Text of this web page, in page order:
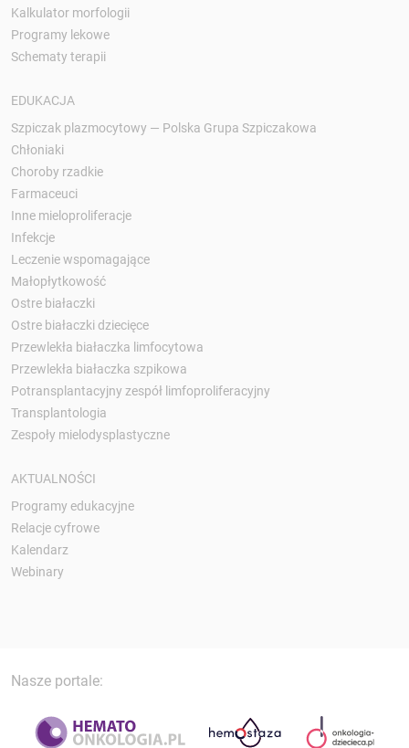
Kalkulator morfologii
Programy lekowe
Schematy terapii
EDUKACJA
Szpiczak plazmocytowy — Polska Grupa Szpiczakowa
Chłoniaki
Choroby rzadkie
Farmaceuci
Inne mieloproliferacje
Infekcje
Leczenie wspomagające
Małopłytkowość
Ostre białaczki
Ostre białaczki dziecięce
Przewlekła białaczka limfocytowa
Przewlekła białaczka szpikowa
Potransplantacyjny zespół limfoproliferacyjny
Transplantologia
Zespoły mielodysplastyczne
AKTUALNOŚCI
Programy edukacyjne
Relacje cyfrowe
Kalendarz
Webinary
Nasze portale: